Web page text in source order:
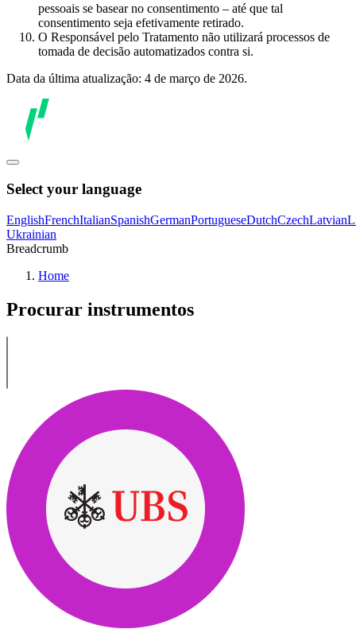
pessoais se basear no consentimento – até que tal
consentimento seja efetivamente retirado.
O Responsável pelo Tratamento não utilizará processos de
tomada de decisão automatizados contra si.
Data da última atualização: 4 de março de 2026.
Select your language
EnglishFrenchItalianSpanishGermanPortugueseDutchCzechLatvian
Ukrainian
Breadcrumb
Home
Procurar instrumentos